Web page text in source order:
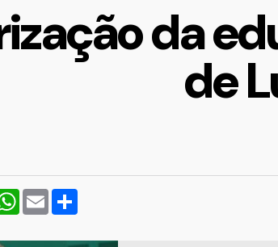
da
de
WhatsApp
Email